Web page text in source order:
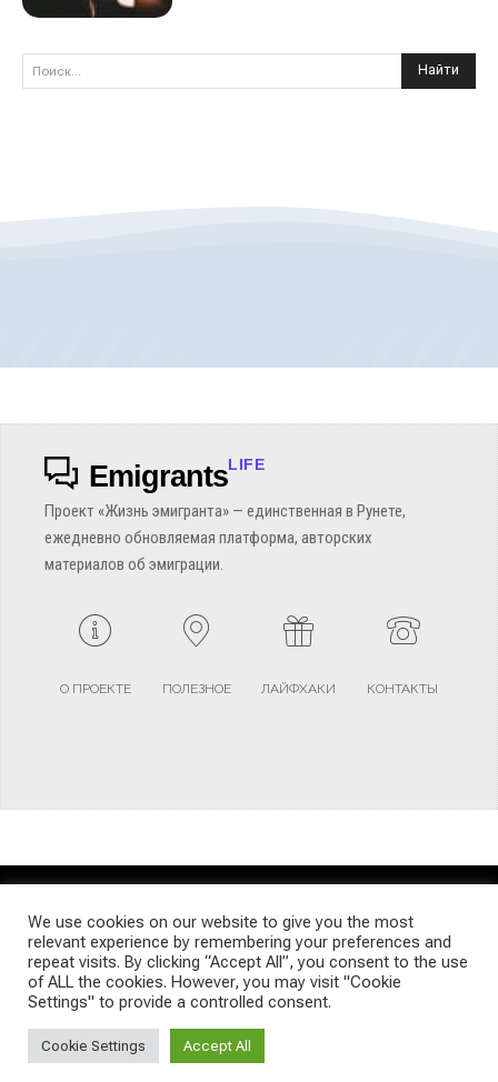
Поиск... Найти
EmigrantsLIFE
Проект «Жизнь эмигранта» — единственная в Рунете,
ежедневно обновляемая платформа, авторских
материалов об эмиграции.
О ПРОЕКТЕ ПОЛЕЗНОЕ ЛАЙФХАКИ КОНТАКТЫ
TERMS AND CONDITIONS PRIVACY POLICY SITEMAP
© Emigrants Life WordPress Theme by TagDiv
We use cookies on our website to give you the most
relevant experience by remembering your preferences and
repeat visits. By clicking “Accept All”, you consent to the use
of ALL the cookies. However, you may visit "Cookie
Settings" to provide a controlled consent.
Cookie Settings Accept All